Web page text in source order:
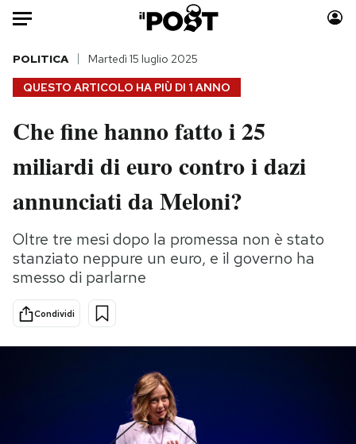
Auto
HOME
Italia
Politica
Tecnologia
Scienza
Cultura
Sport
Moda
Consumismi
Storie/Idee
Media
Europa
NEWSLETTER
QUESTO ARTICOLO HA PIÙ DI 1 ANNO
POLITICA Martedì 15 luglio 2025
Che fine hanno fatto i 25
miliardi di euro contro i dazi
annunciati da Meloni?
Oltre tre mesi dopo la promessa non è stato
stanziato neppure un euro, e il governo ha
smesso di parlarne
Condividi